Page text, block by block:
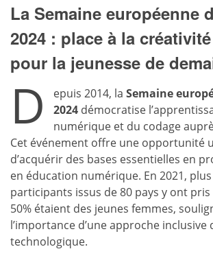
La Semaine européenne
2024 : place à la
pour la jeunesse de
D epuis 2014, la Semaine
2024 démocratise
numérique et du codage
Cet événement offre une opportunité
d’acquérir des bases essentielles en
en éducation numérique. En 2021,
participants issus de 80 pays y ont
50% étaient des jeunes femmes,
l’importance d’une approche inclusive
technologique.